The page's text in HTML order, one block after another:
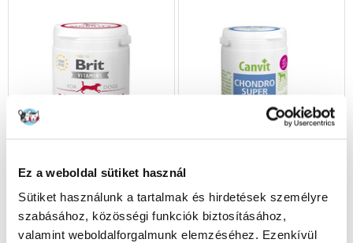
Ez a weboldal sütiket használ
Sütiket használunk a tartalmak és hirdetések személyre
szabásához, közösségi funkciók biztosításához,
valamint weboldalforgalmunk elemzéséhez. Ezenkívül